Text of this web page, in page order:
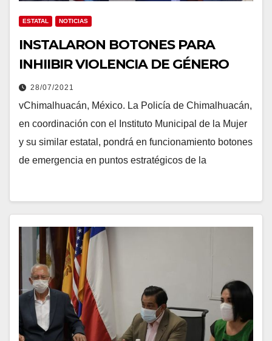
ESTATAL NOTICIAS
INSTALARON BOTONES PARA
INHIIBIR VIOLENCIA DE GÉNERO
28/07/2021
vChimalhuacán, México. La Policía de Chimalhuacán,
en coordinación con el Instituto Municipal de la Mujer
y su similar estatal, pondrá en funcionamiento botones
de emergencia en puntos estratégicos de la